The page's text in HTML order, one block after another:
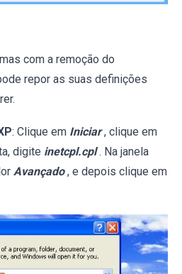
com a remoção do
repor as suas definições
: Clique em Iniciar , clique em
digite inetcpl.cpl . Na janela
Avançado , e depois clique em